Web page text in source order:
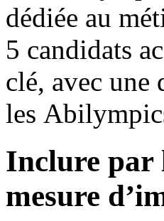
dédiée au
5 candidats
clé, avec
les
Inclure par
mesure